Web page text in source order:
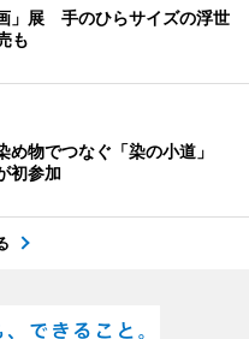
」展 手のひらサイズの浮世
も
め物でつなぐ「染の小道」
初参加